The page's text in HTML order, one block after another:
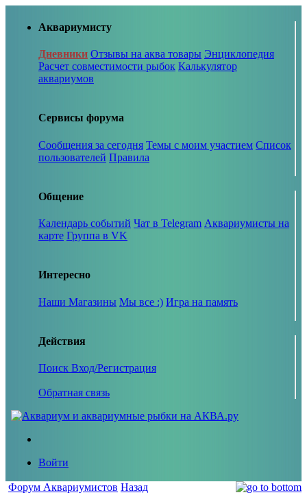
Аквариумисту
Дневники Отзывы на аква товары Энциклопедия
Расчет совместимости рыбок Калькулятор
аквариумов
Сервисы форума
Сообщения за сегодня Темы с моим участием Список
пользователей Правила
Общение
Календарь событий Чат в Telegram Аквариумисты на
карте Группа в VK
Интересно
Наши Магазины Мы все :) Игра на память
Действия
Поиск Вход/Регистрация
Обратная связь
Войти
Форум Аквариумистов Назад